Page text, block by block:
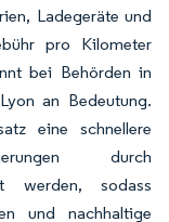
Ladegeräte und
pro Kilometer
bei Behörden in
an Bedeutung.
eine schnellere
durch
werden, sodass
und nachhaltige